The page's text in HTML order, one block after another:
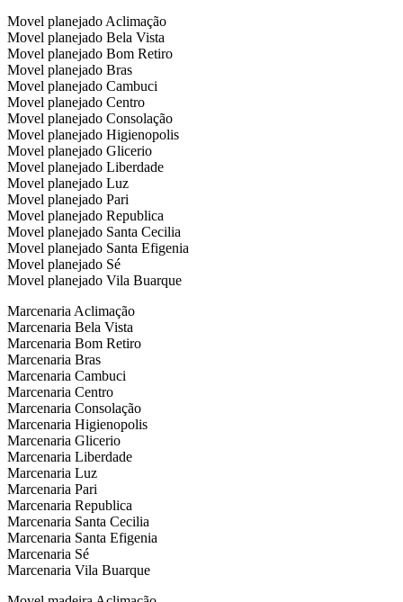
Movel planejado Aclimação
Movel planejado Bela Vista
Movel planejado Bom Retiro
Movel planejado Bras
Movel planejado Cambuci
Movel planejado Centro
Movel planejado Consolação
Movel planejado Higienopolis
Movel planejado Glicerio
Movel planejado Liberdade
Movel planejado Luz
Movel planejado Pari
Movel planejado Republica
Movel planejado Santa Cecilia
Movel planejado Santa Efigenia
Movel planejado Sé
Movel planejado Vila Buarque
Marcenaria Aclimação
Marcenaria Bela Vista
Marcenaria Bom Retiro
Marcenaria Bras
Marcenaria Cambuci
Marcenaria Centro
Marcenaria Consolação
Marcenaria Higienopolis
Marcenaria Glicerio
Marcenaria Liberdade
Marcenaria Luz
Marcenaria Pari
Marcenaria Republica
Marcenaria Santa Cecilia
Marcenaria Santa Efigenia
Marcenaria Sé
Marcenaria Vila Buarque